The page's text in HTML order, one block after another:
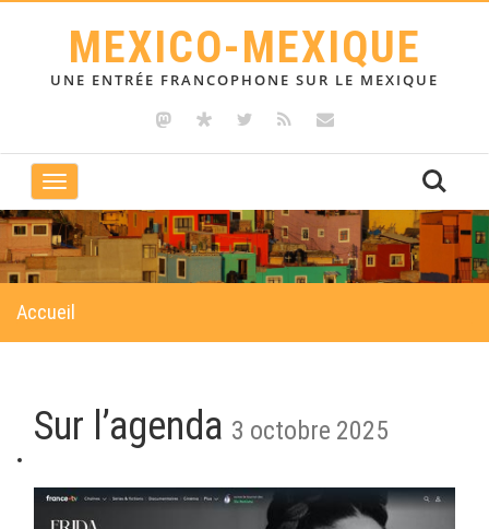
MEXICO-MEXIQUE
UNE ENTRÉE FRANCOPHONE SUR LE MEXIQUE
Toggle
navigation
Accueil
Sur l’agenda 3 octobre 2025